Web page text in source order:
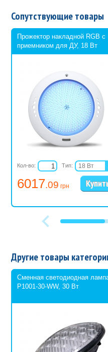
Сопутствующие товары
Прожектор накладной RGB с
приемником для ДУ, 18 Вт
6017.09 грн
Кол-во: Тип:
18 Вт
32 Вт
Другие товары
Сменная светодиодная
P1001-30-WW, 30 Вт